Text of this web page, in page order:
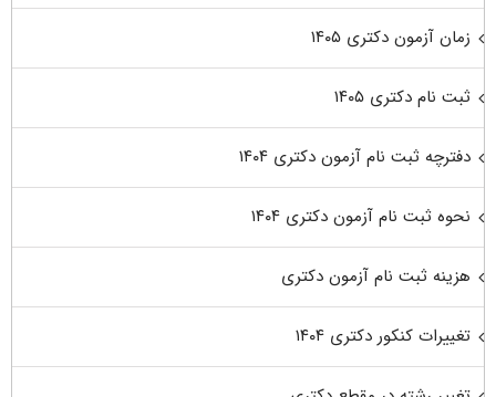
زمان آزمون دکتری ۱۴۰۵
ثبت نام دکتری ۱۴۰۵
دفترچه ثبت نام آزمون دکتری ۱۴۰۴
نحوه ثبت نام آزمون دکتری ۱۴۰۴
هزینه ثبت نام آزمون دکتری
تغییرات کنکور دکتری ۱۴۰۴